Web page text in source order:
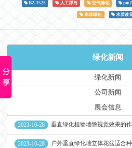
BZ-3525 人工浮岛 空气净化
水体绿化 水质改
绿化新闻
绿化新闻
公司新闻
展会信息
2023-10-28 垂直绿化植物墙除视觉效果的
2023-10-28 户外垂直绿化墙立体花盆适合